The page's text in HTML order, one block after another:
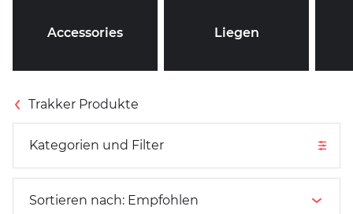
Accessories Liegen
Kategorien und Filter
Trakker Produkte
Kategorien und Filter